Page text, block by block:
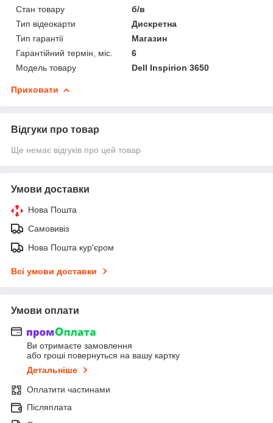
Стан товару
б/в
Тип відеокарти
Дискретна
Тип гарантії
Магазин
Гарантійний термін, міс.
6
Модель товару
Dell Inspirion 3650
Приховати
Відгуки про товар
Ще немає відгуків про цей товар
Умови доставки
Нова Пошта
Самовивіз
Нова Пошта кур'єром
Всі умови доставки
Умови оплати
Ви отримаєте замовлення
або гроші повернуться на вашу картку
Детальніше
Оплатити частинами
Післяплата